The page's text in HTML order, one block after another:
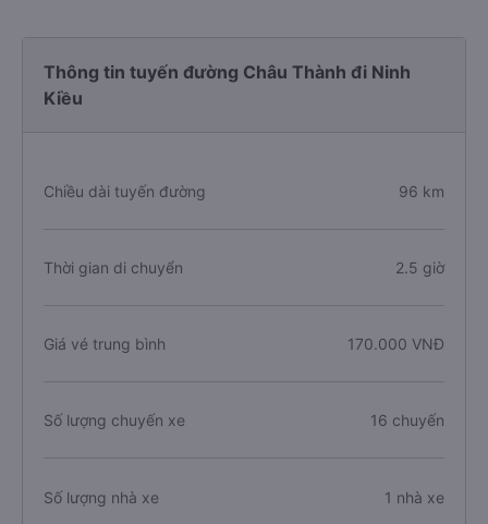
Thông tin tuyến đường Châu Thành đi Ninh
Kiều
Chiều dài tuyến đường 96 km
Thời gian di chuyển 2.5 giờ
Giá vé trung bình 170.000 VNĐ
Số lượng chuyến xe 16 chuyến
Số lượng nhà xe 1 nhà xe